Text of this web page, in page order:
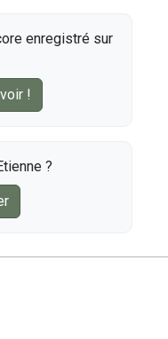
enregistré sur
!
?